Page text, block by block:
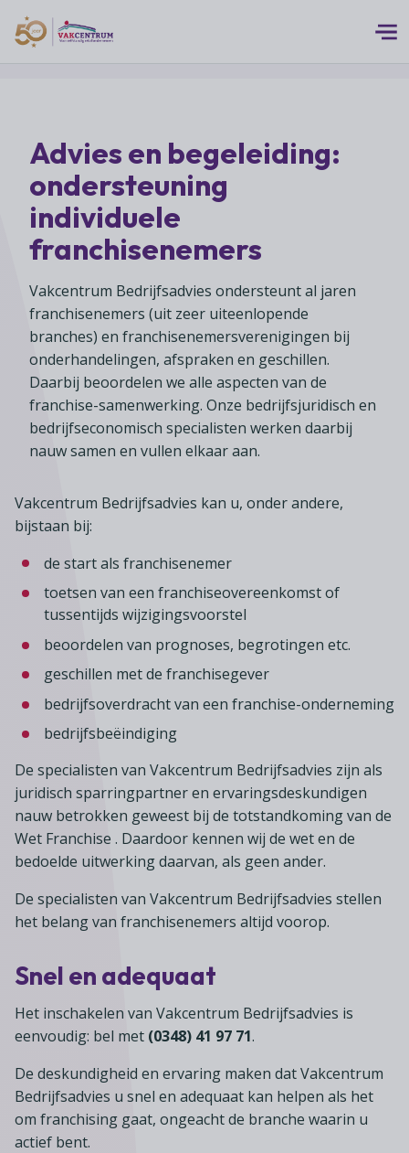
A-Z
Agenda
Inloggen
Zoeken
MEERwaarde
Assortiment
Digitalisering
Duurzaamheid
Innovatie
Klanten
Ondernemerschap
Werkgeverschap
Branches
Branches overzicht
Supermarkten
Biologische speciaalzaken
Drogisterijen
Drankenspeciaalzaken
Huishoudelijke artikelenzaken
Koken en tafelen
Speelgoed, hobby- en feestartikelen
Branchecijfers
Advies
Advies overzicht
Bedrijfsjuridisch advies
Bedrijfseconomisch advies
Franchise advies
Verenigingsondersteuning
Fiscaal advies
Tarieven en voorwaarden
Vakcentrum Expertise overzicht
Belangenbehartiging
Advies
Diensten
Kennis & inspiratie
Publicatieoverzicht
Over Vakcentrum
Over Vakcentrum overzicht
Lid worden
Besturen
Ons team
Partners
Jaarverslag
Pers
In English
Agenda
Advies en begeleiding:
ondersteuning
individuele
franchisenemers
Vakcentrum Bedrijfsadvies ondersteunt al jaren
franchisenemers (uit zeer uiteenlopende
branches) en franchisenemersverenigingen bij
onderhandelingen, afspraken en geschillen.
Daarbij beoordelen we alle aspecten van de
franchise-samenwerking. Onze bedrijfsjuridisch en
bedrijfseconomisch specialisten werken daarbij
nauw samen en vullen elkaar aan.
Vakcentrum Bedrijfsadvies kan u, onder andere,
bijstaan bij:
de start als franchisenemer
toetsen van een franchiseovereenkomst of
tussentijds wijzigingsvoorstel
beoordelen van prognoses, begrotingen etc.
geschillen met de franchisegever
bedrijfsoverdracht van een franchise-onderneming
bedrijfsbeëindiging
De specialisten van Vakcentrum Bedrijfsadvies zijn als
juridisch sparringpartner en ervaringsdeskundigen
nauw betrokken geweest bij de totstandkoming van de
Wet Franchise . Daardoor kennen wij de wet en de
bedoelde uitwerking daarvan, als geen ander.
De specialisten van Vakcentrum Bedrijfsadvies stellen
het belang van franchisenemers altijd voorop.
Snel en adequaat
Het inschakelen van Vakcentrum Bedrijfsadvies is
eenvoudig: bel met (0348) 41 97 71.
De deskundigheid en ervaring maken dat Vakcentrum
Bedrijfsadvies u snel en adequaat kan helpen als het
om franchising gaat, ongeacht de branche waarin u
actief bent.